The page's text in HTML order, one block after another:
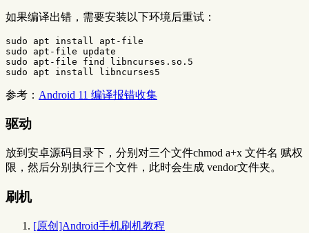
如果编译出错，需要安装以下环境后重试：
sudo apt install
sudo
sudo
sudo apt install
参考： Android 11 编译报错收集
驱动
放到安卓源码目录下，分别对三个文件chmod a+x 文件名 赋权
限，然后分别执行三个文件，此时会生成 vendor文件夹。
刷机
[原创]Android手机刷机教程